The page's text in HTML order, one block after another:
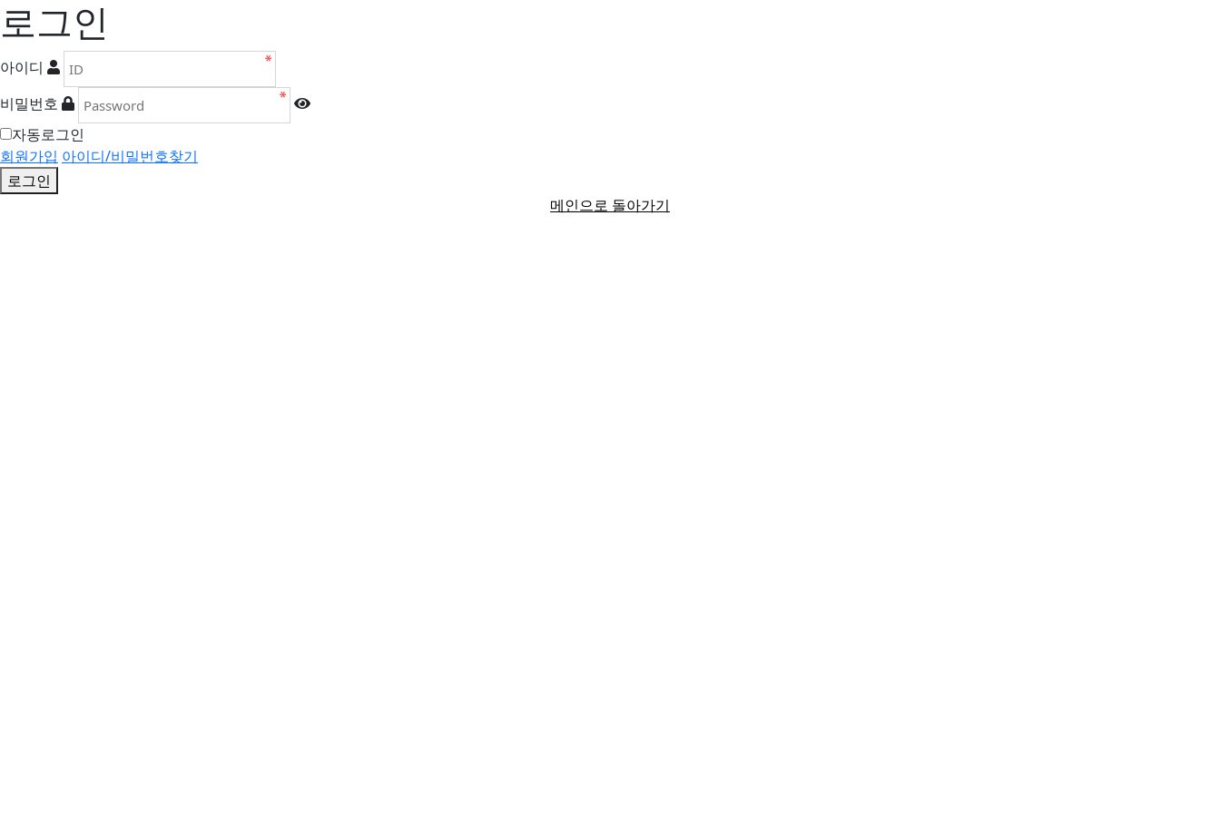
로그인
아이디
비밀번호
자동로그인
회원가입 아이디/비밀번호찾기
로그인
메인으로 돌아가기